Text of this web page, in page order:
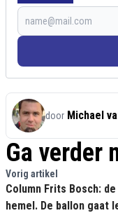
door Michael
Ga verder
Vorig artikel
Column Frits Bosch:
hemel. De ballon gaat